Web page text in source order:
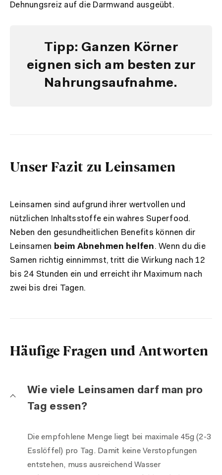
Dehnungsreiz auf die Darmwand ausgeübt.
Tipp: Ganzen Körner
eignen sich am besten zur
Nahrungsaufnahme.
Unser Fazit zu Leinsamen
Leinsamen sind aufgrund ihrer wertvollen und
nützlichen Inhaltsstoffe ein wahres Superfood.
Neben den gesundheitlichen Benefits können dir
Leinsamen beim Abnehmen helfen. Wenn du die
Samen richtig einnimmst, tritt die Wirkung nach 12
bis 24 Stunden ein und erreicht ihr Maximum nach
zwei bis drei Tagen.
Häufige Fragen und Antworten
Wie viele Leinsamen darf man pro
Tag essen?
Die empfohlene Menge liegt bei maximale 45g (2-3
Esslöffel) pro Tag. Damit keine Verstopfungen
entstehen, muss ausreichend Wasser